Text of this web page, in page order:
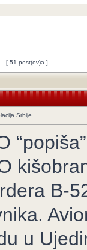
[ 51 post(ov)a ]
Srbije
B-
u